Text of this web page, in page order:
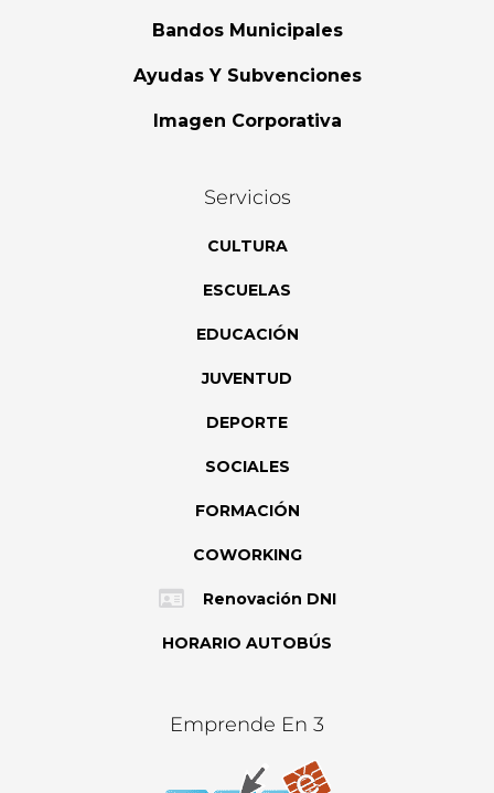
Bandos Municipales
Ayudas Y Subvenciones
Imagen Corporativa
Servicios
CULTURA
ESCUELAS
EDUCACIÓN
JUVENTUD
DEPORTE
SOCIALES
FORMACIÓN
COWORKING
Renovación DNI
HORARIO AUTOBÚS
Emprende En 3